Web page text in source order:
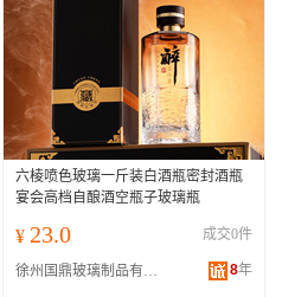
六棱喷色玻璃一斤装白酒瓶密封酒瓶
宴会高档自酿酒空瓶子玻璃瓶
¥ 23.0 成交0件
徐州国鼎玻璃制品有限公司 8年